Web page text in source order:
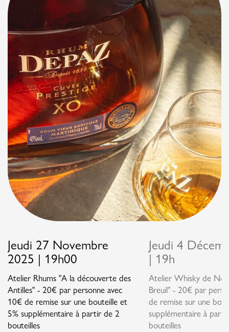
Jeudi 27 Novembre
2025 | 19h00
Atelier Rhums "A la découverte des
Antilles" - 20€ par personne avec
10€ de remise sur une bouteille et
5% supplémentaire à partir de 2
bouteilles
Jeudi 4
| 19h
Atelier Whisky de
Breuil" - 20€ par
de remise sur une
supplémentaire à
bouteilles